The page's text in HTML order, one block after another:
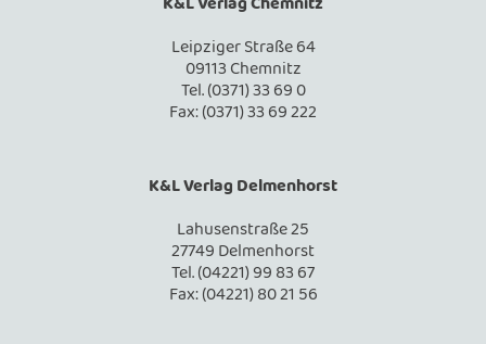
Leipziger Straße 64
09113 Chemnitz
Tel. (0371) 33 69 0
Fax: (0371) 33 69 222
K&L Verlag Delmenhorst
Lahusenstraße 25
27749 Delmenhorst
Tel. (04221) 99 83 67
Fax: (04221) 80 21 56